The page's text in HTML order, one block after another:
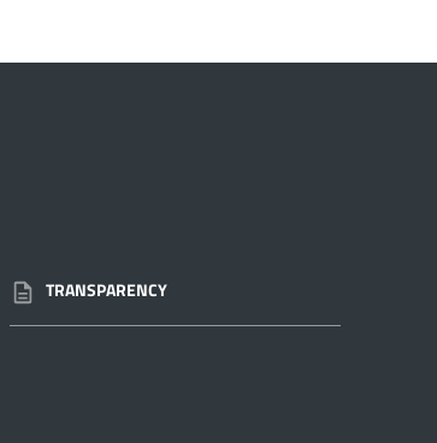
TRANSPARENCY